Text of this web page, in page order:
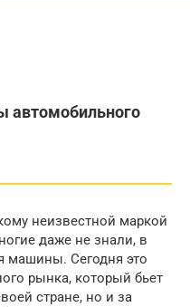
автомобильного
неизвестной маркой
даже не знали, в
машины. Сегодня это
рынка, который бьет
стране, но и за